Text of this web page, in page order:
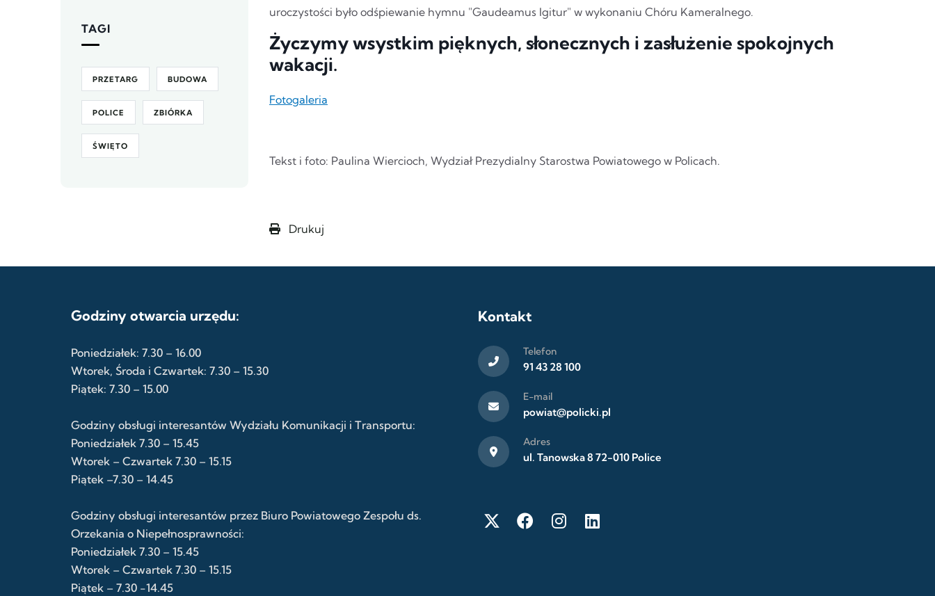
uroczystości było odśpiewanie hymnu "Gaudeamus Igitur" w wykonaniu Chóru Kameralnego.
Życzymy wsystkim pięknych, słonecznych i zasłużenie spokojnych
wakacji.
Fotogaleria
Tekst i foto: Paulina Wiercioch, Wydział Prezydialny Starostwa Powiatowego w Policach.
Drukuj
TAGI
PRZETARG BUDOWA
POLICE ZBIÓRKA
ŚWIĘTO
Godziny otwarcia urzędu:
Poniedziałek: 7.30 – 16.00
Wtorek, Środa i Czwartek: 7.30 – 15.30
Piątek: 7.30 – 15.00
Godziny obsługi interesantów Wydziału Komunikacji i Transportu:
Poniedziałek 7.30 – 15.45
Wtorek – Czwartek 7.30 – 15.15
Piątek –7.30 – 14.45
Godziny obsługi interesantów przez Biuro Powiatowego Zespołu ds.
Orzekania o Niepełnosprawności:
Poniedziałek 7.30 – 15.45
Wtorek – Czwartek 7.30 – 15.15
Piątek – 7.30 -14.45
Kontakt
Telefon
91 43 28 100
E-mail
powiat@policki.pl
Adres
ul. Tanowska 8 72-010 Police